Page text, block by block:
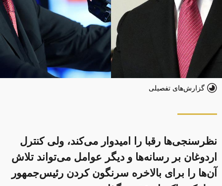
گزارش‌های تفصیلی
نظرسنجی‌ها رقبا را امیدوار می‌کند، ولی کنترل
اردوغان بر رسانه‌ها و دیگر عوامل می‌تواند تلاش
آن‌ها را برای بالاخره سرنگون کردن رئیس‌جمهور